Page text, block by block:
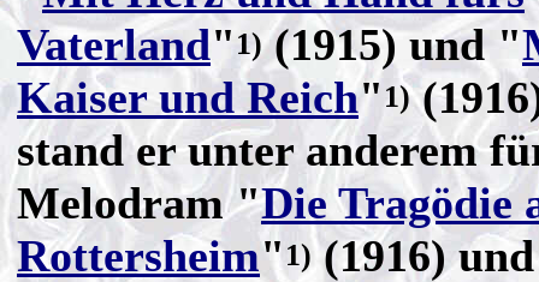
Vaterland"1)(1915) und "
Kaiser und Reich" 1)
stand er unter anderem
Melodram "Die Tragödie
Rottersheim"1) (1916)